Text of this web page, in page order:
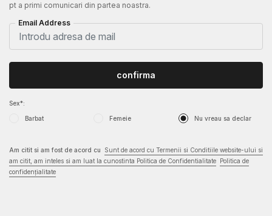
pt a primi comunicari din partea noastra.
Email Address
Sex*:
Barbat Femeie Nu vreau sa declar
confirma
Am citit si am fost de acord cu
Sunt de acord cu Termenii si Conditiile website-ului si
am citit, am inteles si am luat la cunostinta Politica de Confidentialitate
Politica de
confidențialitate